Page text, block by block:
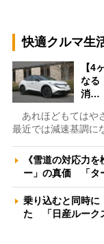
快適クルマ生
【4
なる
消…
あれほどもてはや
最近では減速基調に
《雪道の対応力
ー」の真価 「タ
乗り込むと同時に
た 「日産ルーク